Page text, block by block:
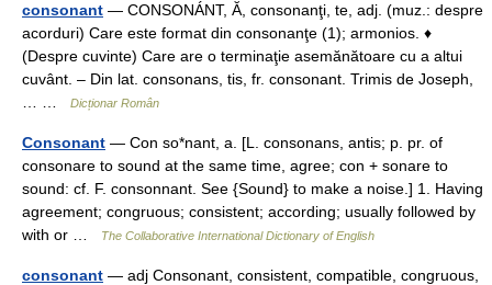
consonant — CONSONÁNT, Ă, consonanţi, te, adj. (muz.: despre
acorduri) Care este format din consonanţe (1); armonios. ♦
(Despre cuvinte) Care are o terminaţie asemănătoare cu a altui
cuvânt. – Din lat. consonans, tis, fr. consonant. Trimis de Joseph,
Dicționar Român
Consonant — Con so*nant, a. [L. consonans, antis; p. pr. of
consonare to sound at the same time, agree; con + sonare to
sound: cf. F. consonnant. See {Sound} to make a noise.] 1. Having
agreement; congruous; consistent; according; usually followed by
with or …
The Collaborative International Dictionary of English
consonant — adj Consonant, consistent, compatible, congruous,